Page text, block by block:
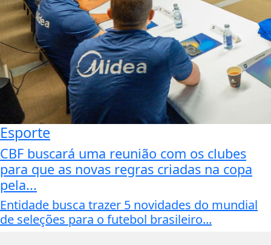
Esporte
CBF buscará uma reunião com os clubes
para que as novas regras criadas na copa
pela...
Entidade busca trazer 5 novidades do mundial
de seleções para o futebol brasileiro...